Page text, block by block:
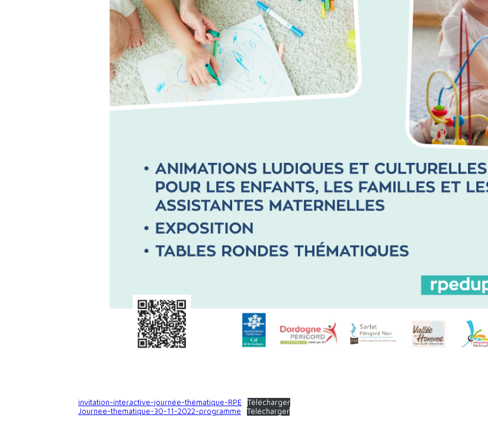
invitation-interactive-journée-thématique-RPE
Télécharger
Journee-thematique-30-11-2022-programme
Télécharger